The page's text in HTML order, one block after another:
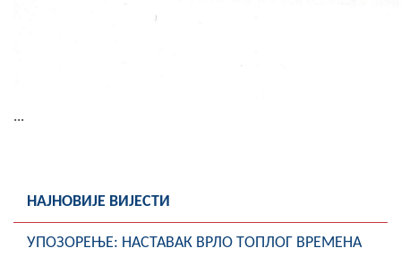
...
НАЈНОВИЈЕ ВИЈЕСТИ
УПОЗОРЕЊЕ: НАСТАВАК ВРЛО ТОПЛОГ ВРЕМЕНА